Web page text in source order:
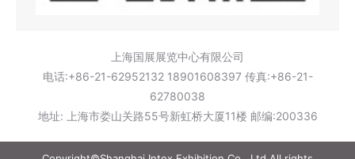
上海国展展览中心有限公司
电话:+86-21-62952132 18901608397 传真:+86-21-
62780038
地址: 上海市娄山关路55号新虹桥大厦11楼 邮编:200336